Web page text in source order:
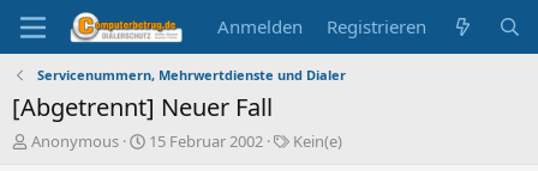
Anmelden Registrieren
Servicenummern, Mehrwertdienste und Dialer
[Abgetrennt] Neuer Fall
E
Anonymous
E15 Februar 2002
S
Kein(e)